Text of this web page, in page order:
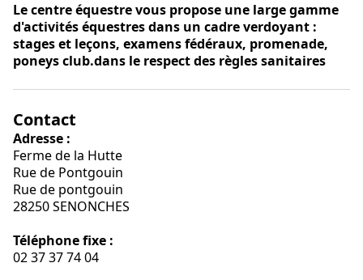
Le centre équestre vous propose une large gamme
d'activités équestres dans un cadre verdoyant :
stages et leçons, examens fédéraux, promenade,
poneys club.dans le respect des règles sanitaires
Contact
Adresse :
Ferme de la Hutte
Rue de Pontgouin
Rue de pontgouin
28250 SENONCHES
Téléphone fixe :
02 37 37 74 04